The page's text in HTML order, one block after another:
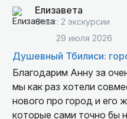
Елизавета
Опыт: 2 экскурсии
29 июля 2026
Душевный Тбилиси:
Благодарим Анну за
мы как раз хотели
нового про город и его
которые сами точно бы